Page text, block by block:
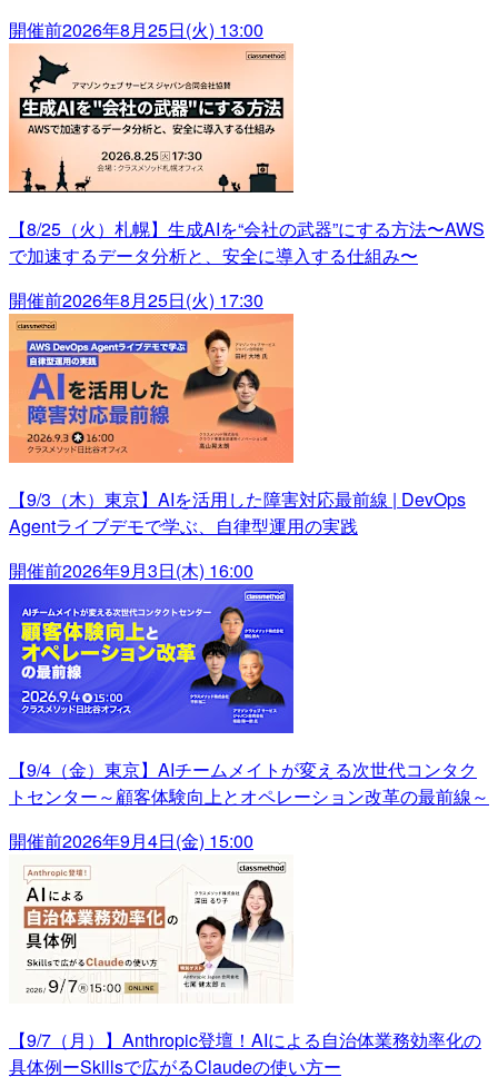
開催前2026年8月25日(火) 13:00
【8/25（火）札幌】生成AIを“会社の武器”にする方法〜AWS
で加速するデータ分析と、安全に導入する仕組み〜
開催前2026年8月25日(火) 17:30
【9/3（木）東京】AIを活用した障害対応最前線 | DevOps
Agentライブデモで学ぶ、自律型運用の実践
開催前2026年9月3日(木) 16:00
【9/4（金）東京】AIチームメイトが変える次世代コンタク
トセンター～顧客体験向上とオペレーション改革の最前線～
開催前2026年9月4日(金) 15:00
【9/7（月）】Anthropic登壇！AIによる自治体業務効率化の
具体例ーSkillsで広がるClaudeの使い方ー